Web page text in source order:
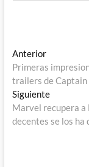
Navegación
de
entradas
AnteriorEntrada
anterior:
Primeras
trailers de
SiguienteEntrada
siguiente:
Marvel recupera a
decentes se los ha